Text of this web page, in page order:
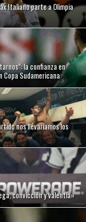
Italiano parte a Olimpia
la confianza en
Copa Sudamericana
nos llevaríamos los
convicción y valentía»